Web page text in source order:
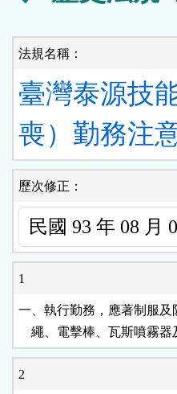
法規名稱：
臺灣泰源技
喪）勤務注
歷次修正：
1
一、執行勤務，應著制服
繩、電擊棒、瓦斯噴霧
2